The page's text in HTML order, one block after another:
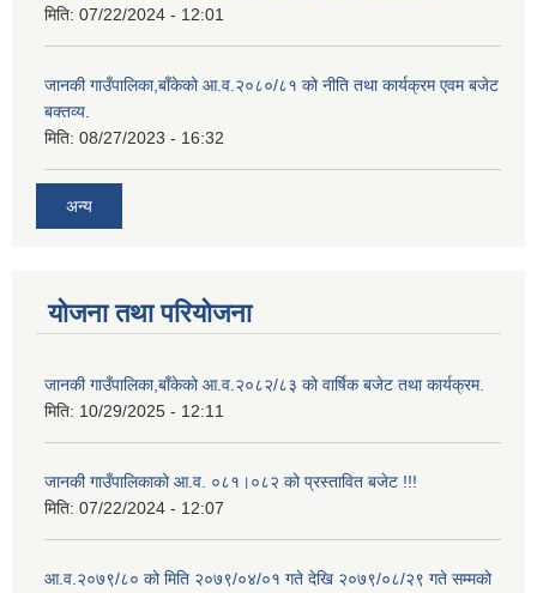
मिति: 07/22/2024 - 12:01
जानकी गाउँपालिका,बाँकेको आ.व.२०८०/८१ को नीति तथा कार्यक्रम एवम बजेट
बक्तव्य.
मिति: 08/27/2023 - 16:32
अन्य
योजना तथा परियोजना
जानकी गाउँपालिका,बाँकेको आ.व.२०८२/८३ को वार्षिक बजेट तथा कार्यक्रम.
मिति: 10/29/2025 - 12:11
जानकी गाउँपालिकाको आ.व. ०८१।०८२ को प्रस्तावित बजेट !!!
मिति: 07/22/2024 - 12:07
आ.व.२०७९/८० को मिति २०७९/०४/०१ गते देखि २०७९/०८/२९ गते सम्मको